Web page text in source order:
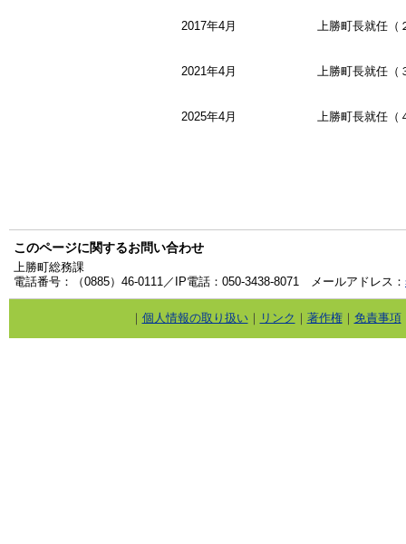
2017年4月 上勝町長就任（
2021年4月 上勝町長就任（
2025年4月 上勝町長就任（
このページに関するお問い合わせ
上勝町総務課
電話番号：（0885）46-0111／IP電話：050-3438-8071 メールアドレス：
｜ 個人情報の取り扱い｜ リンク ｜ 著作権｜ 免責事項